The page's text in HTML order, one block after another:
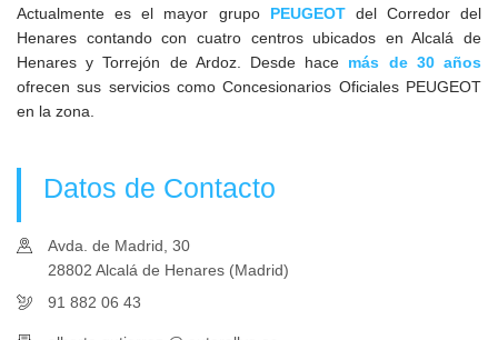
Actualmente es el mayor grupo PEUGEOTdel Corredor del
Henares contando con cuatro centros ubicados en Alcalá de
Henares y Torrejón de Ardoz. Desde hace más de 30 años
ofrecen sus servicios como Concesionarios Oficiales PEUGEOT
en la zona.
Datos de Contacto
Avda. de Madrid, 30
28802 Alcalá de Henares (Madrid)
91 882 06 43